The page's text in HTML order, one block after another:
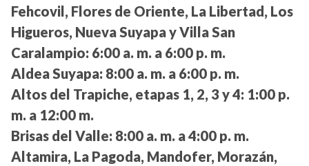
Fehcovil, Flores de Oriente, La Libertad, Los
Higueros, Nueva Suyapa y Villa San
Caralampio: 6:00 a. m. a 6:00 p. m.
Aldea Suyapa: 8:00 a. m. a 6:00 p. m.
Altos del Trapiche, etapas 1, 2, 3 y 4: 1:00 p.
m. a 12:00 m.
Brisas del Valle: 8:00 a. m. a 4:00 p. m.
Altamira, La Pagoda, Mandofer, Morazán,